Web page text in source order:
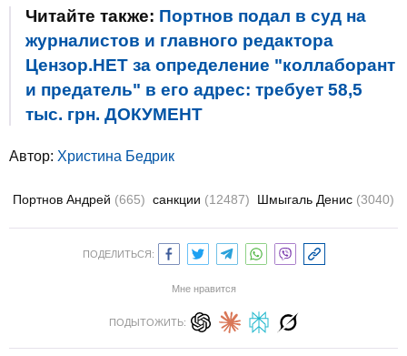
Читайте также: Портнов подал в суд на
журналистов и главного редактора
Цензор.НЕТ за определение "коллаборант
и предатель" в его адрес: требует 58,5
тыс. грн. ДОКУМЕНТ
Автор: Христина Бедрик
Портнов Андрей (665) санкции (12487) Шмыгаль Денис (3040)
ПОДЕЛИТЬСЯ:
Мне нравится
ПОДЫТОЖИТЬ: